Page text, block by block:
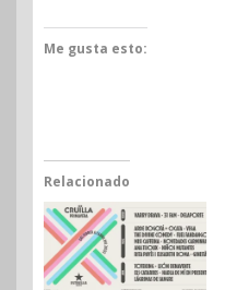
Me gusta esto:
Relacionado